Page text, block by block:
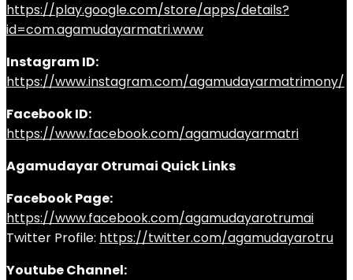
https://play.google.com/store/apps/details?
id=com.agamudayarmatri.www
Instagram ID:
https://www.instagram.com/agamudayarmatrimony/
Facebook ID:
https://www.facebook.com/agamudayarmatri
Agamudayar Otrumai Quick Links
Facebook Page:
https://www.facebook.com/agamudayarotrumai
Twitter Profile: https://twitter.com/agamudayarotru
Youtube Channel: